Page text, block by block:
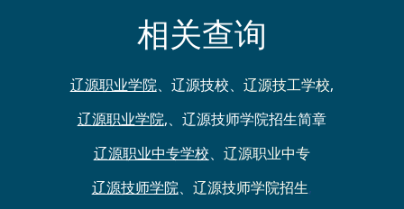
相关查询
辽源职业学院、 辽源技校、 辽源技工学校,
辽源职业学院,、 辽源技师学院招生简章
辽源职业中专学校、 辽源职业中专
辽源技师学院、 辽源技师学院招生,